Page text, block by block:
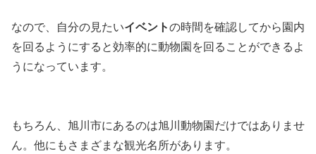
なので、自分の見たいイベントの時間を確認してから園内
を回るようにすると効率的に動物園を回ることができるよ
うになっています。
もちろん、旭川市にあるのは旭川動物園だけではありませ
ん。他にもさまざまな観光名所があります。